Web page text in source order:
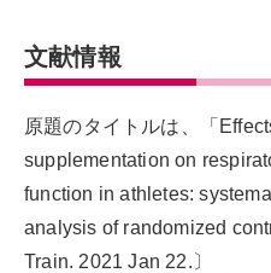
文献情報
原題のタイトルは、「
supplementation on
function in athletes:
analysis of randomized
Train. 2021 Jan 22.〕